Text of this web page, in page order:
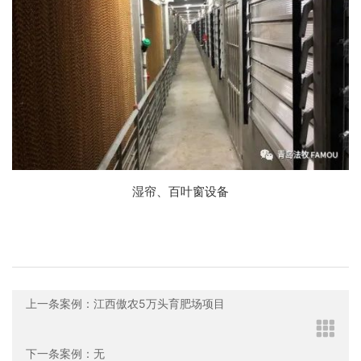
湿帘、百叶窗设备
上一条案例：江西傲农5万头育肥场项目
下一条案例：无